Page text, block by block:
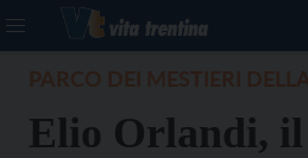
Elio Orlandi, il